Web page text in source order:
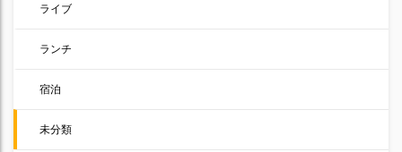
ライブ
ランチ
宿泊
未分類